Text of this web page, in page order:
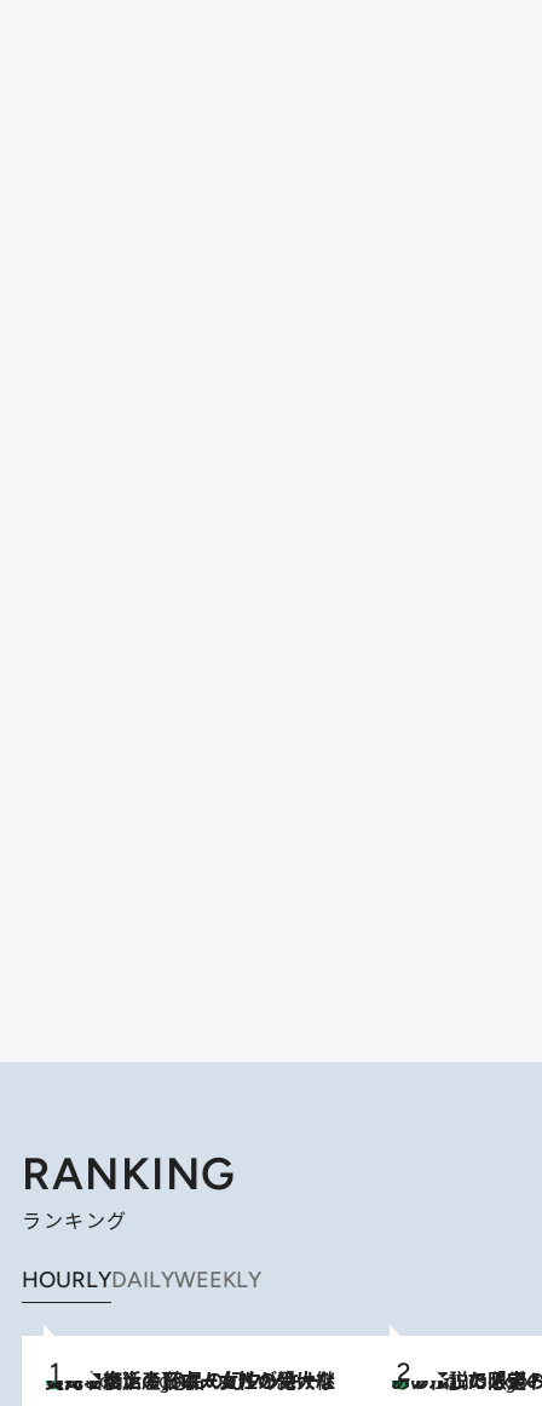
RANKING
ランキング
HOURLYDAILYWEEKLY
2 Hours Ago
【ハワイ土産】ローカルの絶大な支持で復活！ 絶品の幻クッキー《元ファンの日本人女性が受け継いだ名店》 2 Hours Ago
あの伝説の限定トートも！ リニューアルした「ディーン